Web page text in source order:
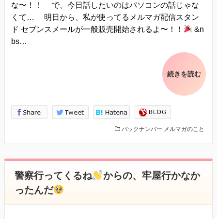
な〜！！ で、今日話したいのはパソコンの話じゃな
くて… 明日から、私が使ってるメルマガ配信スタン
ド セブンスメールが一般販売開始されるよ〜！！
&n
bs…
続きを読む
バックナンバー メルマガのこと
警察行ってくるね
からの、牢屋行かなか
ったんだ